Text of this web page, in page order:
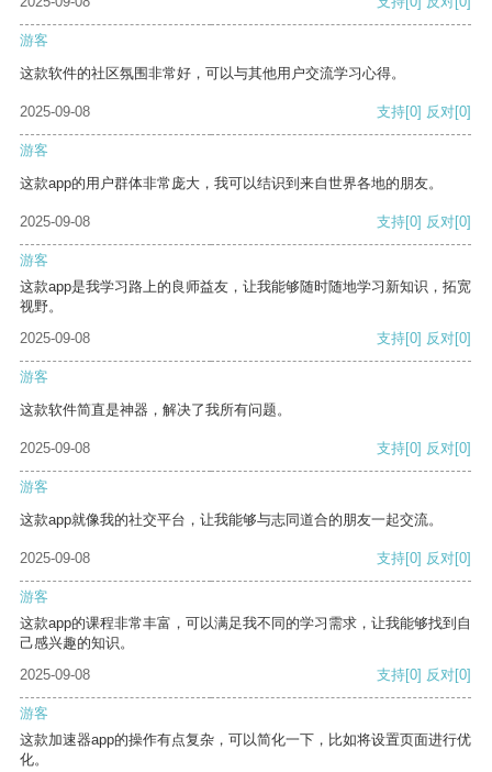
游客
这款软件的社区氛围非常好，可以与其他用户交流学习心得。
2025-09-08 支持[0] 反对[0]
游客
这款app的用户群体非常庞大，我可以结识到来自世界各地的朋友。
2025-09-08 支持[0] 反对[0]
游客
这款app是我学习路上的良师益友，让我能够随时随地学习新知识，拓宽
视野。
2025-09-08
支持[0] 反对[0]
游客
这款软件简直是神器，解决了我所有问题。
2025-09-08 支持[0] 反对[0]
游客
这款app就像我的社交平台，让我能够与志同道合的朋友一起交流。
2025-09-08 支持[0] 反对[0]
游客
这款app的课程非常丰富，可以满足我不同的学习需求，让我能够找到自
己感兴趣的知识。
2025-09-08
支持[0] 反对[0]
游客
这款加速器app的操作有点复杂，可以简化一下，比如将设置页面进行优
化。